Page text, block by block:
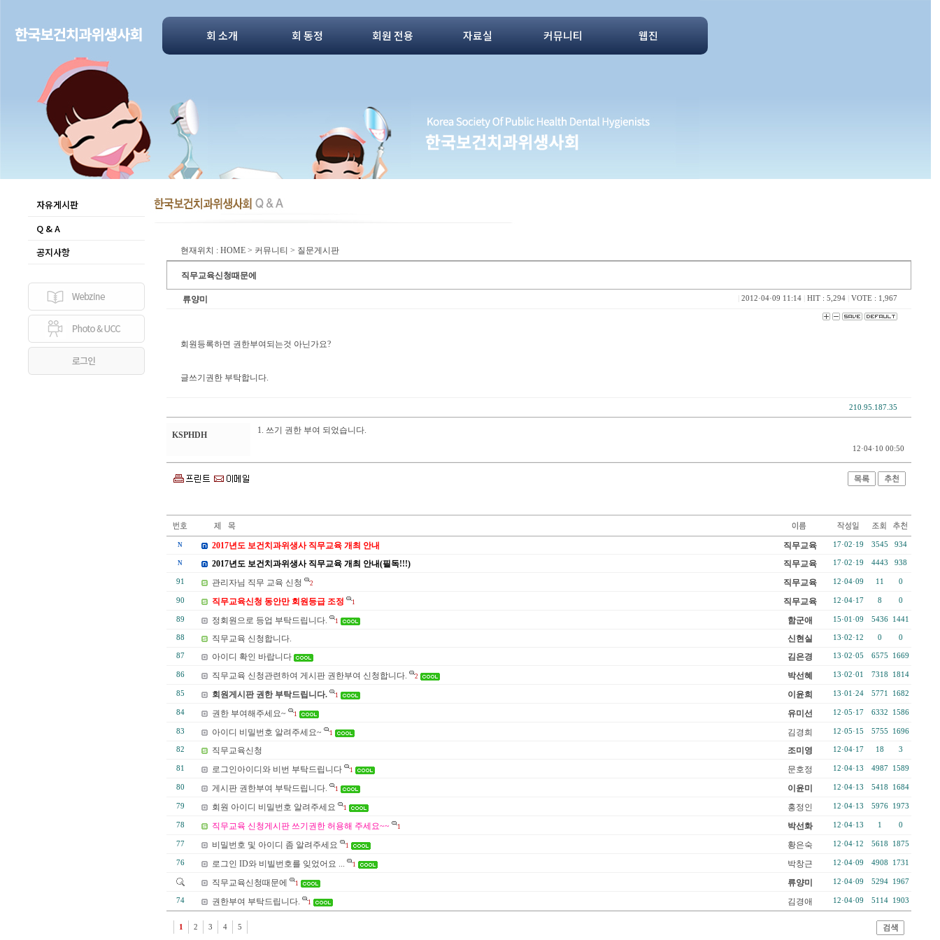
회 소개 회 동정 회원 전용 자료실 커뮤니티 웹진
자유게시판
Q & A
공지사항
현재위치 : HOME > 커뮤니티 > 질문게시판
직무교육신청때문에
류양미 2012·04·09 11:14 HIT : 5,294 VOTE : 1,967
회원등록하면 권한부여되는것 아닌가요?
글쓰기권한 부탁합니다.
210.95.187.35
KSPHDH 1. 쓰기 권한 부여 되었습니다.
12·04·10 00:50
N 2017년도 보건치과위생사 직무교육 개최 안내 직무교육 17·02·19 3545 934
N 2017년도 보건치과위생사 직무교육 개최 안내(필독!!!) 직무교육 17·02·19 4443 938
91 관리자님 직무 교육 신청 2 직무교육 12·04·09 11 0
90 직무교육신청 동안만 회원등급 조정 1 직무교육 12·04·17 8 0
89 정회원으로 등업 부탁드립니다. 1 함군애 15·01·09 5436 1441
88 직무교육 신청합니다. 신현실 13·02·12 0 0
87 아이디 확인 바랍니다 김은경 13·02·05 6575 1669
86 직무교육 신청관련하여 게시판 권한부여 신청합니다. 2 박선혜 13·02·01 7318 1814
85 회원게시판 권한 부탁드립니다. 1 이윤희 13·01·24 5771 1682
84 권한 부여해주세요~ 1 유미선 12·05·17 6332 1586
83 아이디 비밀번호 알려주세요~ 1 김경희 12·05·15 5755 1696
82 직무교육신청 조미영 12·04·17 18 3
81 로그인아이디와 비번 부탁드립니다 1 문호정 12·04·13 4987 1589
80 게시판 권한부여 부탁드립니다. 1 이윤미 12·04·13 5418 1684
79 회원 아이디 비밀번호 알려주세요 1 홍정인 12·04·13 5976 1973
78 직무교육 신청게시판 쓰기권한 허용해 주세요~~ 1 박선화 12·04·13 1 0
77 비밀번호 및 아이디 좀 알려주세요 1 황은숙 12·04·12 5618 1875
76 로그인 ID와 비빌번호를 잊었어요 ... 1 박창근 12·04·09 4908 1731
직무교육신청때문에 1 류양미 12·04·09 5294 1967
74 권한부여 부탁드립니다. 1 김경애 12·04·09 5114 1903
1 2 3 4 5